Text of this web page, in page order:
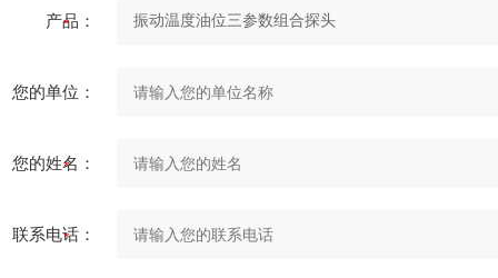
产品：
您的单位：
您的姓名：
联系电话：